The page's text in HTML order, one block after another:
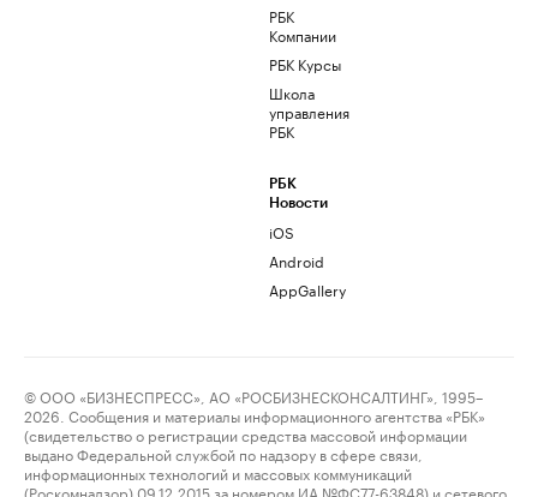
РБК
Компании
РБК Курсы
Школа
управления
РБК
РБК
Новости
iOS
Android
AppGallery
© ООО «БИЗНЕСПРЕСС», АО «РОСБИЗНЕСКОНСАЛТИНГ», 1995–
2026. Сообщения и материалы информационного агентства «РБК»
(свидетельство о регистрации средства массовой информации
выдано Федеральной службой по надзору в сфере связи,
информационных технологий и массовых коммуникаций
(Роскомнадзор) 09.12.2015 за номером ИА №ФС77-63848) и сетевого